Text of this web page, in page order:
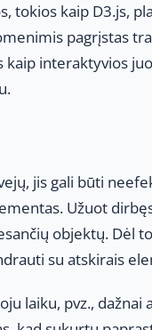
kaip D3.js,
pagrįstas
interaktyvios
jis gali būti
Užuot
objektų. Dėl
su atskirais
laiku, pvz.,